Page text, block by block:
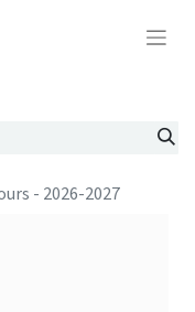
- 2026-2027